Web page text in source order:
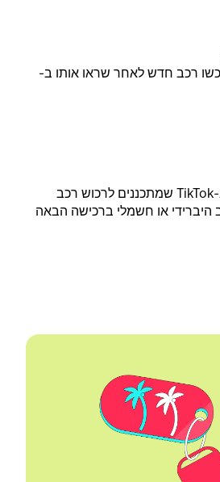
רכשו רכב חדש לאחר שראו אותו ב-
55% מהמשתמשים ב-TikTok שמתכננים לרכוש רכב
היברידי או חשמלי ברכישה הבאה